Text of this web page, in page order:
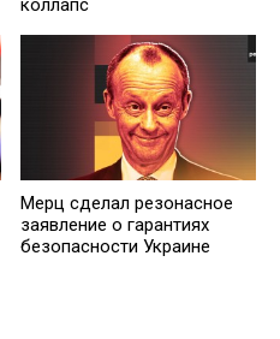
коллапс
Мерц сделал резонасное
заявление о гарантиях
безопасности Украине